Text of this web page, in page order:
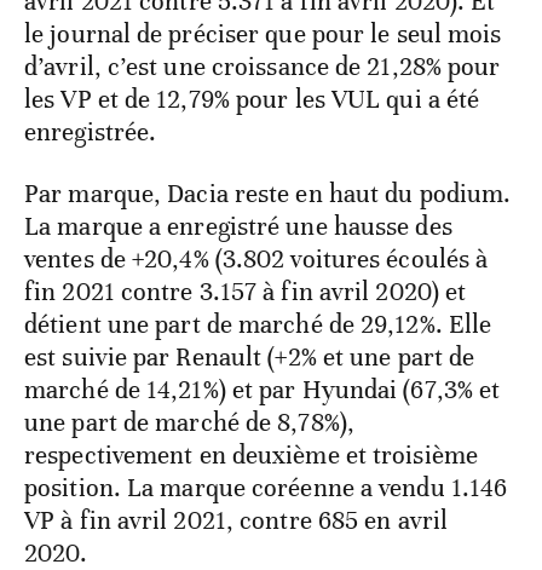
le journal de préciser que pour le seul mois
d’avril, c’est une croissance de 21,28% pour
les VP et de 12,79% pour les VUL qui a été
enregistrée.
Par marque, Dacia reste en haut du podium.
La marque a enregistré une hausse des
ventes de +20,4% (3.802 voitures écoulés à
fin 2021 contre 3.157 à fin avril 2020) et
détient une part de marché de 29,12%. Elle
est suivie par Renault (+2% et une part de
marché de 14,21%) et par Hyundai (67,3% et
une part de marché de 8,78%),
respectivement en deuxième et troisième
position. La marque coréenne a vendu 1.146
VP à fin avril 2021, contre 685 en avril
2020.